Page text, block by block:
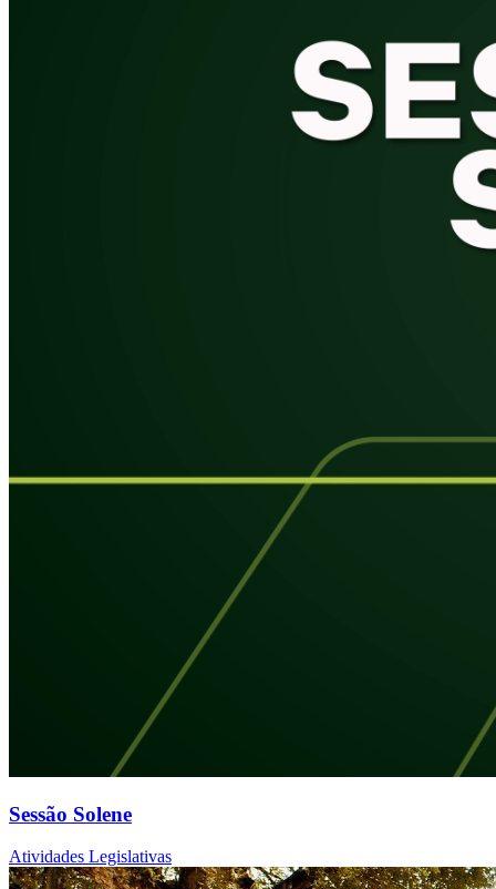
Sessão Solene
Atividades Legislativas